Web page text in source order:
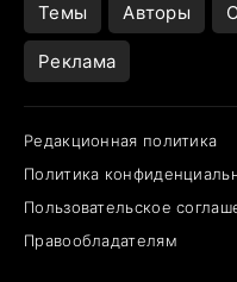
Темы Авторы
Реклама
Редакционная политика
Политика
Пользовательское
Правообладателям